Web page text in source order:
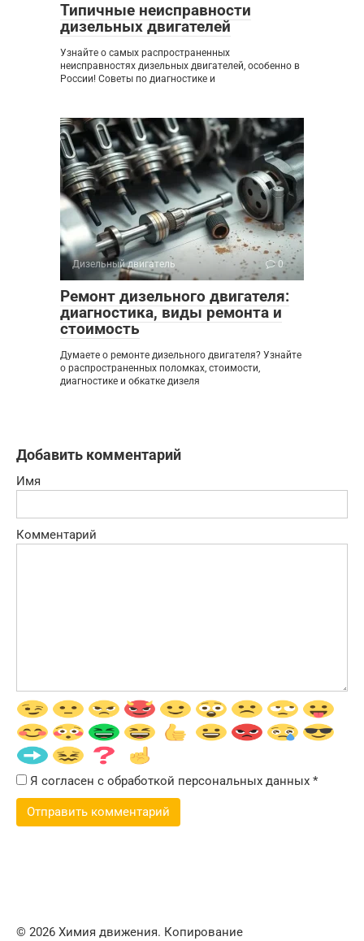
Типичные неисправности
дизельных двигателей
Узнайте о самых распространенных
неисправностях дизельных двигателей, особенно в
России! Советы по диагностике и
Дизельный двигатель 0
Ремонт дизельного двигателя:
диагностика, виды ремонта и
стоимость
Думаете о ремонте дизельного двигателя? Узнайте
о распространенных поломках, стоимости,
диагностике и обкатке дизеля
Добавить комментарий
Имя
Комментарий
Я согласен с обработкой персональных данных *
© 2026 Химия движения. Копирование